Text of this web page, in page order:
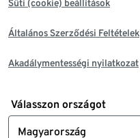
Süti (cookie) beállítások
Általános Szerződési Feltételek
Akadálymentességi nyilatkozat
Válasszon országot
Magyarország